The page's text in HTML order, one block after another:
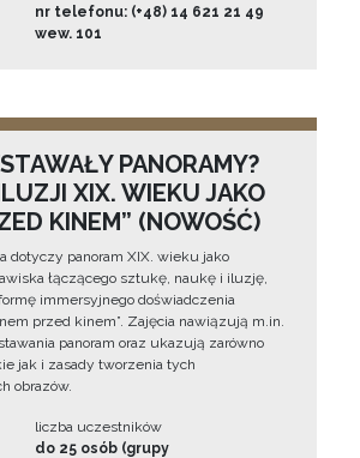
nr telefonu: (+48) 14 621 21 49
wew. 101
PANORAMY?
XIX. WIEKU JAKO
KINEM” (NOWOŚĆ)
dotyczy panoram XIX. wieku jako
łączącego sztukę, naukę i iluzję,
immersyjnego doświadczenia
przed kinem”. Zajęcia nawiązują m.in.
panoram oraz ukazują zarówno
jak i zasady tworzenia tych
obrazów.
liczba uczestników
do 25 osób (grupy